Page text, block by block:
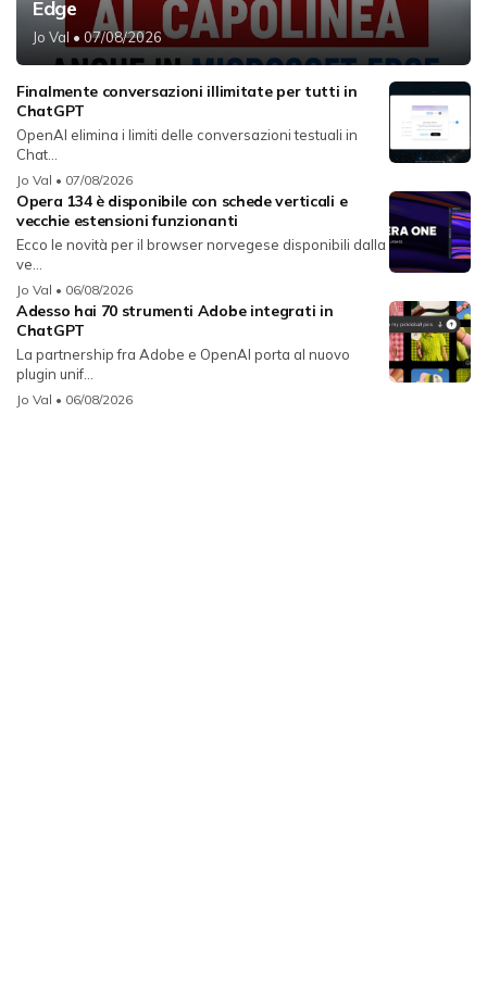
Edge
Jo Val • 07/08/2026
Finalmente conversazioni illimitate per tutti in
ChatGPT
OpenAI elimina i limiti delle conversazioni testuali in
Chat...
Jo Val • 07/08/2026
Opera 134 è disponibile con schede verticali e
vecchie estensioni funzionanti
Ecco le novità per il browser norvegese disponibili dalla
ve...
Jo Val • 06/08/2026
Adesso hai 70 strumenti Adobe integrati in
ChatGPT
La partnership fra Adobe e OpenAI porta al nuovo
plugin unif...
Jo Val • 06/08/2026